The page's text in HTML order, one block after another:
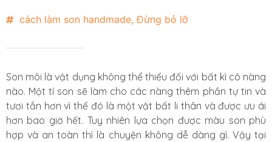
cách làm son handmade,Đừng bỏ lỡ
Son môi là vật dụng không thể thiếu đối với bất kì cô nàng
nào. Một tí son sẽ làm cho các nàng thêm phần tự tin và
tươi tắn hơn vì thế đó là một vật bất li thân và được ưu ái
hơn bao giờ hết. Tuy nhiên lựa chọn được màu son phù
hợp và an toàn thì là chuyện không dễ dàng gì. Vậy tại